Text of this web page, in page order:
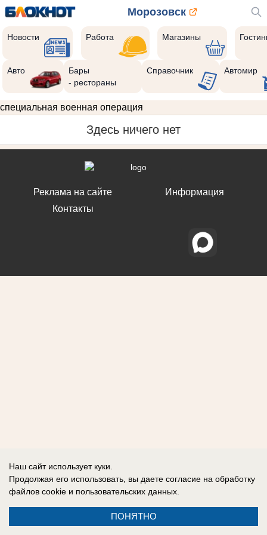
Морозовск
Новости Работа Магазины
Авто
Бары
- рестораны
Справочник Автомир
специальная военная операция
Здесь ничего нет
Реклама на сайте
Контакты
Информация
Наш сайт использует куки.
Продолжая его использовать, вы даете согласие на обработку
файлов cookie и пользовательских данных.
ПОНЯТНО